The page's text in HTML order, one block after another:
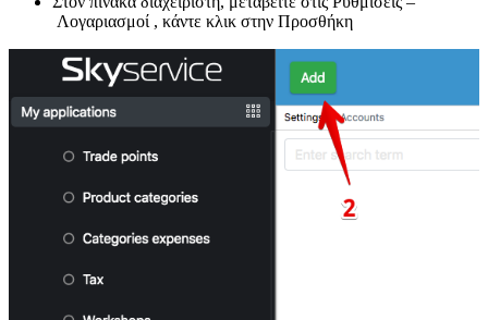
Λογαριασμοί , κάντε κλικ στην Προσθήκη